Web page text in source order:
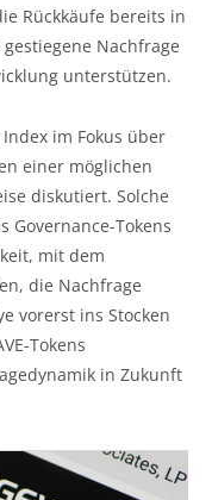
Rückkäufe bereits in
Nachfrage
unterstützen.
im Fokus über
einer möglichen
diskutiert. Solche
Governance-Tokens
mit dem
die Nachfrage
vorerst ins Stocken
Tokens
in Zukunft